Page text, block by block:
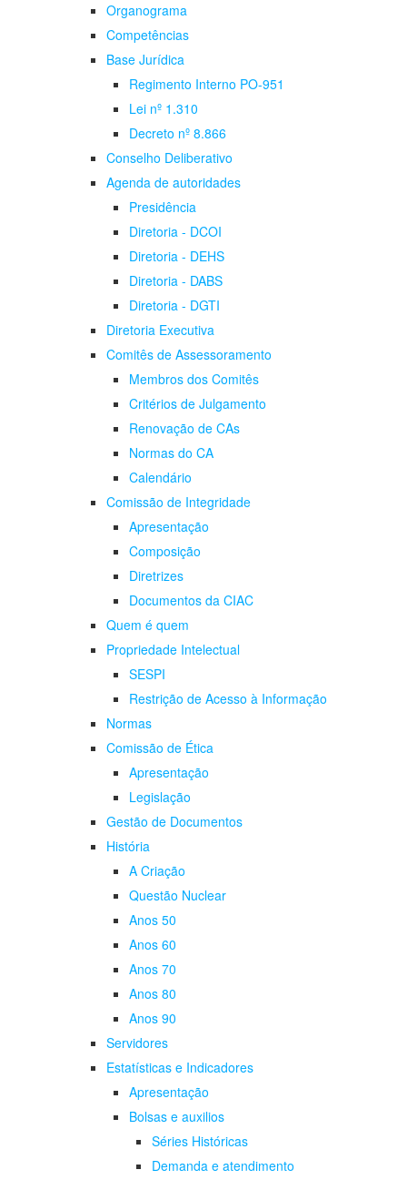
Organograma
Competências
Base Jurídica
Regimento Interno PO-951
Lei nº 1.310
Decreto nº 8.866
Conselho Deliberativo
Agenda de autoridades
Presidência
Diretoria - DCOI
Diretoria - DEHS
Diretoria - DABS
Diretoria - DGTI
Diretoria Executiva
Comitês de Assessoramento
Membros dos Comitês
Critérios de Julgamento
Renovação de CAs
Normas do CA
Calendário
Comissão de Integridade
Apresentação
Composição
Diretrizes
Documentos da CIAC
Quem é quem
Propriedade Intelectual
SESPI
Restrição de Acesso à Informação
Normas
Comissão de Ética
Apresentação
Legislação
Gestão de Documentos
História
A Criação
Questão Nuclear
Anos 50
Anos 60
Anos 70
Anos 80
Anos 90
Servidores
Estatísticas e Indicadores
Apresentação
Bolsas e auxilios
Séries Históricas
Demanda e atendimento